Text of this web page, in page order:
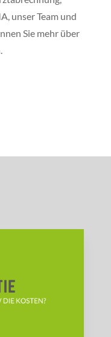
unser Team und
Sie mehr über